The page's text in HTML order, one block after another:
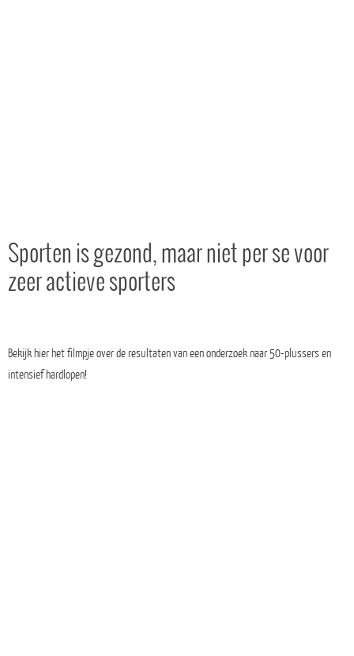
Sporten is gezond, maar niet per se voor
zeer actieve sporters
Bekijk hier het filmpje over de resultaten van een onderzoek naar 50-plussers en
intensief hardlopen!